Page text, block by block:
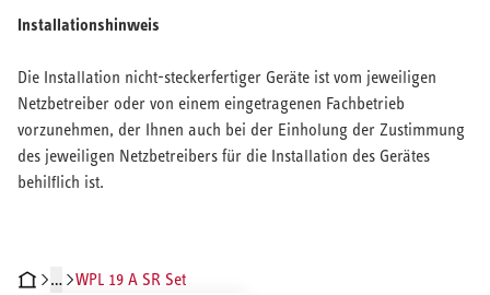
Installationshinweis
Die Installation nicht-steckerfertiger Geräte ist vom jeweiligen
Netzbetreiber oder von einem eingetragenen Fachbetrieb
vorzunehmen, der Ihnen auch bei der Einholung der Zustimmung
des jeweiligen Netzbetreibers für die Installation des Gerätes
behilflich ist.
DATENDOKUMENTE
… WPL 19 A SR Set